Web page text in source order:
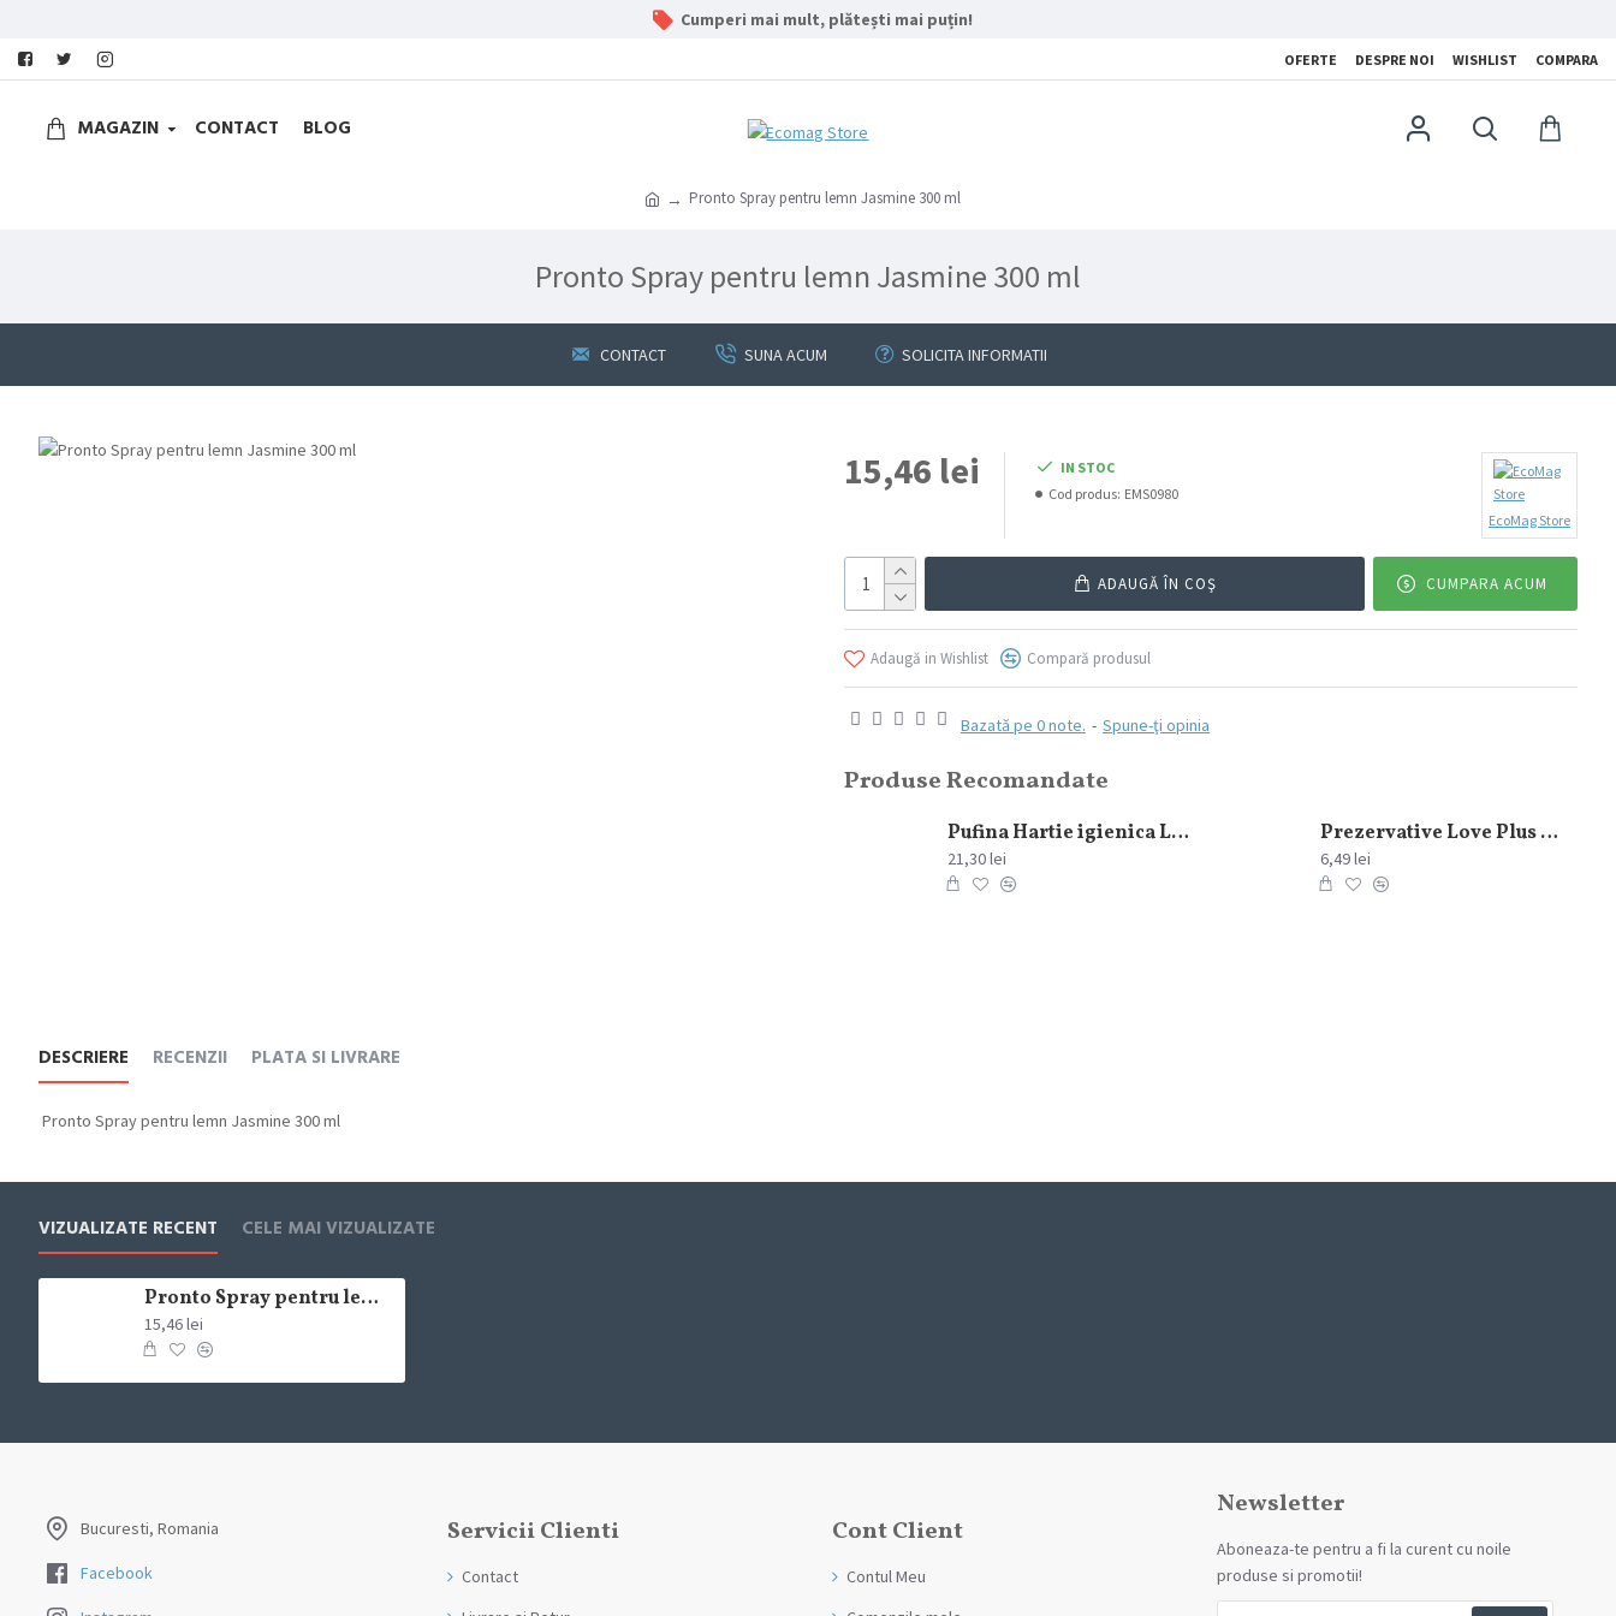
Cumperi mai mult, plătești mai puțin!
OFERTE DESPRE NOI WISHLIST COMPARA
MAGAZIN CONTACT BLOG
Pronto Spray pentru lemn Jasmine 300 ml
Pronto Spray pentru lemn Jasmine 300 ml
CONTACT SUNA ACUM SOLICITA INFORMATII
Bazată pe 0 note. - Spune-ţi opinia
15,46 lei
IN STOC
Cod produs: EMS0980
EcoMag Store
ADAUGĂ ÎN COŞ CUMPARA ACUM
Adaugă in Wishlist Compară produsul
Produse Recomandate
Pufina Hartie igienica Lux Gradina de Trandafiri 8 role 3 straturi
21,30 lei
Prezervative Love Plus Sensation 3 buc/set
6,49 lei
DESCRIERE RECENZII PLATA SI LIVRARE
Pronto Spray pentru lemn Jasmine 300 ml
VIZUALIZATE RECENT CELE MAI VIZUALIZATE
Pronto Spray pentru lemn Jasmine 300 ml
15,46 lei
Bucuresti, Romania
Facebook
Servicii Clienti
Contact
Cont Client
Contul Meu
Newsletter
Aboneaza-te pentru a fi la curent cu noile
produse si promotii!